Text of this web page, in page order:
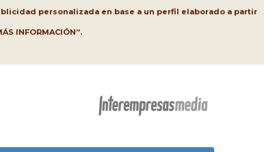
personalizada en base a un perfil elaborado a partir
INFORMACIÓN”.